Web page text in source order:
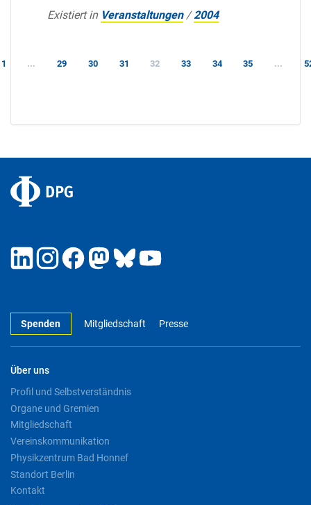
Existiert in Veranstaltungen /2004
1 ... 29 30 31 32 33 34 35 ...
Spenden Mitgliedschaft Presse
Über uns
Profil und Selbstverständnis
Organe und Gremien
Mitgliedschaft
Vereinskommunikation
Physikzentrum Bad Honnef
Standort Berlin
Kontakt